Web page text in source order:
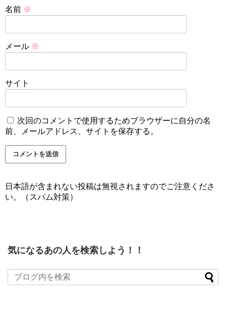
名前 ※
メール ※
サイト
次回のコメントで使用するためブラウザーに自分の名
前、メールアドレス、サイトを保存する。
日本語が含まれない投稿は無視されますのでご注意くださ
い。（スパム対策）
気になるあの人を検索しよう！！